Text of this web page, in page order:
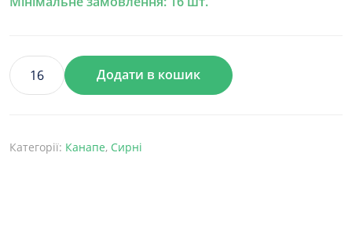
Канапе
домашньою
бринзою
Додати в кошик
Категорії: Канапе, Сирні